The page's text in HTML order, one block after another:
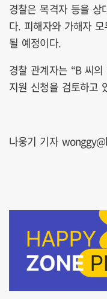
경찰은 목격자 등을 상
다. 피해자와 가해자
될 예정이다.
경찰 관계자는 “B 씨
지원 신청을 검토하고
나웅기 기자